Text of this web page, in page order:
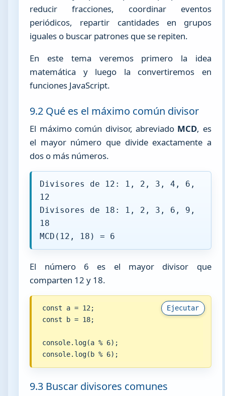
reducir fracciones, coordinar eventos
periódicos, repartir cantidades en grupos
iguales o buscar patrones que se repiten.
En este tema veremos primero la idea
matemática y luego la convertiremos en
funciones JavaScript.
9.2 Qué es el máximo común divisor
El máximo común divisor, abreviado MCD, es
el mayor número que divide exactamente a
dos o más números.
Divisores de 12: 1, 2, 3, 4, 6,
12
Divisores de 18: 1, 2, 3, 6, 9,
18
MCD(12, 18) = 6
El número 6 es el mayor divisor que
comparten 12 y 18.
Ejecutar
const a = 12;
const b = 18;
console.log(a % 6);
console.log(b % 6);
9.3 Buscar divisores comunes